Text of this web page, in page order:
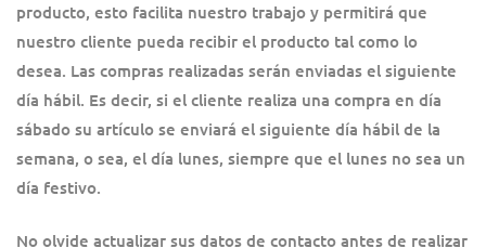
producto, esto facilita nuestro trabajo y permitirá que
nuestro cliente pueda recibir el producto tal como lo
desea. Las compras realizadas serán enviadas el siguiente
día hábil. Es decir, si el cliente realiza una compra en día
sábado su artículo se enviará el siguiente día hábil de la
semana, o sea, el día lunes, siempre que el lunes no sea un
día festivo.
No olvide actualizar sus datos de contacto antes de realizar